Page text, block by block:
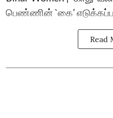
பெண்ணின் `கை’
Read